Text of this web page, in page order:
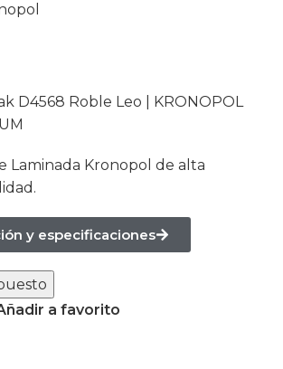
D4568 Roble Leo | KRONOPOL
Laminada Kronopol de alta
y especificaciones
a favorito